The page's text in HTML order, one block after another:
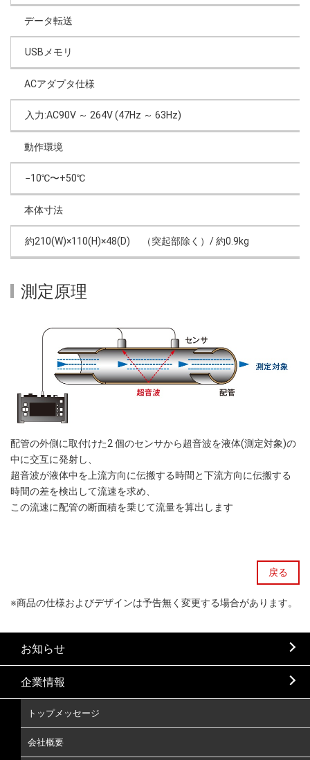
データ転送
USBメモリ
ACアダプタ仕様
入力:AC90V ～ 264V (47Hz ～ 63Hz)
動作環境
−10℃〜+50℃
本体寸法
約210(W)×110(H)×48(D) （突起部除く）/ 約0.9kg
測定原理
配管の外側に取付けた2 個のセンサから超音波を液体(測定対象)の
中に交互に発射し、
超音波が液体中を上流方向に伝搬する時間と下流方向に伝搬する
時間の差を検出して流速を求め、
この流速に配管の断面積を乗じて流量を算出します
戻る
※商品の仕様およびデザインは予告無く変更する場合があります。
お知らせ
企業情報
トップメッセージ
会社概要